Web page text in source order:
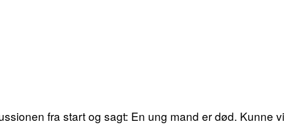
fra start og sagt: En ung mand er død. Kunne vi